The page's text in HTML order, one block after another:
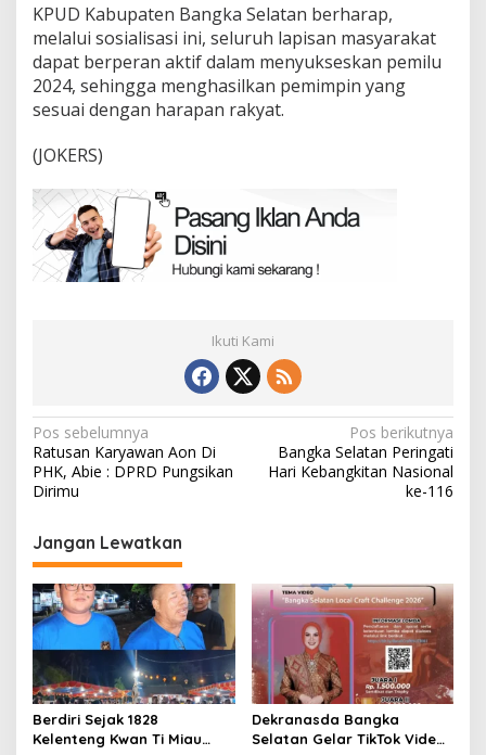
KPUD Kabupaten Bangka Selatan berharap,
melalui sosialisasi ini, seluruh lapisan masyarakat
dapat berperan aktif dalam menyukseskan pemilu
2024, sehingga menghasilkan pemimpin yang
sesuai dengan harapan rakyat.
(JOKERS)
Ikuti Kami
Navigasi
pos
Pos sebelumnya
Ratusan Karyawan Aon Di
PHK, Abie : DPRD Pungsikan
Dirimu
Pos berikutnya
Bangka Selatan Peringati
Hari Kebangkitan Nasional
ke-116
Jangan Lewatkan
Berdiri Sejak 1828
Kelenteng Kwan Ti Miau
Dekranasda Bangka
Selatan Gelar TikTok Video